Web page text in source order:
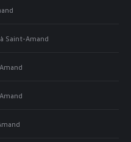
Saint-Amand